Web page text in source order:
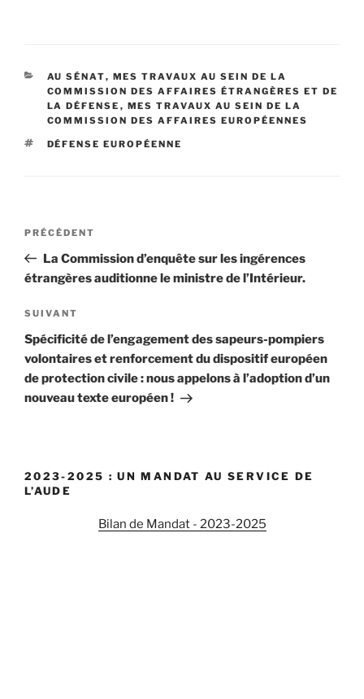
CATÉGORIES
AU SÉNAT, MES TRAVAUX AU SEIN DE LA
COMMISSION DES AFFAIRES ÉTRANGÈRES ET DE
LA DÉFENSE , MES TRAVAUX AU SEIN DE LA
COMMISSION DES AFFAIRES EUROPÉENNES
ÉTIQUETTES
DÉFENSE EUROPÉENNE
Navigation
l’article
Article
précédent
PRÉCÉDENT
La Commission d’enquête sur les ingérences
étrangères auditionne le ministre de l’Intérieur.
Article
suivant
SUIVANT
Spécificité de l’engagement des sapeurs-pompiers
volontaires et renforcement du dispositif européen
de protection civile : nous appelons à l’adoption d’un
nouveau texte européen !
2023-2025 : UN MANDAT AU SERVICE DE
L’AUDE
Bilan de Mandat - 2023-2025